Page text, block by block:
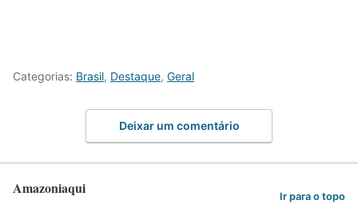
Categorias: Brasil, Destaque, Geral
Deixar um comentário
Amazoniaqui Ir para o topo